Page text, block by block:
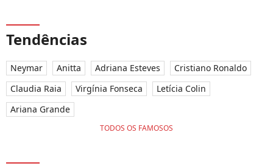
Tendências
Neymar Anitta Adriana Esteves
Cristiano Ronaldo
Claudia Raia
Virgínia Fonseca
Letícia Colin
Ariana Grande
TODOS OS FAMOSOS